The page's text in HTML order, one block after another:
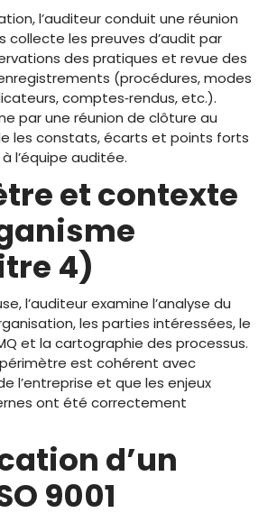
l’auditeur conduit une réunion
collecte les preuves d’audit par
des pratiques et revue des
(procédures, modes
comptes‑rendus, etc.).
par une réunion de clôture au
les constats, écarts et points forts
l’équipe auditée.
et contexte
4)
l’auditeur examine l’analyse du
les parties intéressées, le
et la cartographie des processus.
est cohérent avec
l’entreprise et que les enjeux
ont été correctement
d’un
9001